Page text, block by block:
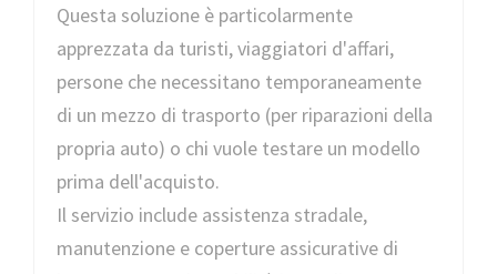
Questa soluzione è particolarmente
apprezzata da turisti, viaggiatori d'affari,
persone che necessitano temporaneamente
di un mezzo di trasporto (per riparazioni della
propria auto) o chi vuole testare un modello
prima dell'acquisto.
Il servizio include assistenza stradale,
manutenzione e coperture assicurative di